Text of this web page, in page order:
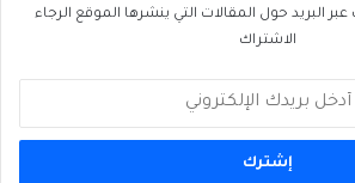
البريد حول المقالات التي ينشرها الموقع الرجاء
الاشتراك